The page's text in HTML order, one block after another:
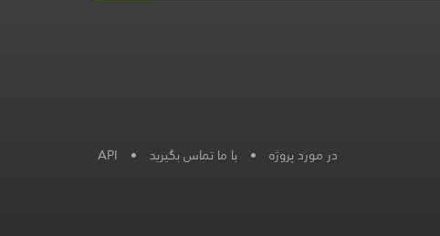
در مورد پروژه • با ما تماس بگیرید •
API